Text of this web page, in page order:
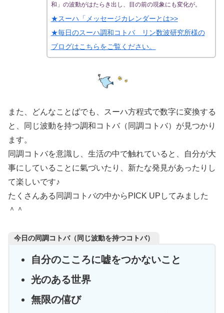
和」の波動がはたらき出し、目の前の現象にも変化が。
★スーハ「メッセージカレンダーとは>>
★毎日のスーハ調和コトバ リン数波研究所様の
ブログはこちらをご覧ください。
また、どんなことばでも、スーハ方程式で数字に変換する
と、同じ波動を持つ調和コトバ（同調コトバ）が見つかり
ます。
同調コトバを意識し、生活の中で触れていると、自分が大
事にしていることに氣づいたり、新たな発見があったりし
て楽しいです♪
たくさんある同調コトバの中からPICK UPしてみました
＾＾
今日の同調コトバ（同じ波動を持つコトバ）
自分のこころに嘘をつかないこと
光のある世界
無限の僖び